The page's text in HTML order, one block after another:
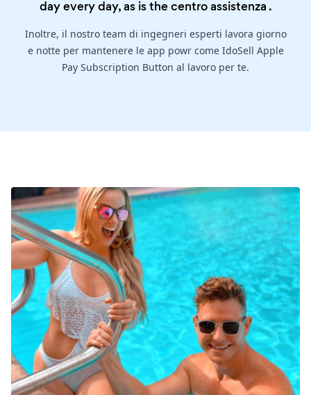
day every day, as is thecentro assistenza .
Inoltre, il nostro team di ingegneri esperti lavora giorno
e notte per mantenere le app powr come IdoSell Apple
Pay Subscription Button al lavoro per te.